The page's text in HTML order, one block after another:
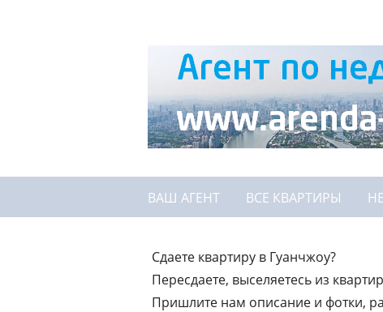
ВАШ АГЕНТ ВСЕ КВАРТИРЫ
Сдаете квартиру в Гуанчжоу?
Пересдаете, выселяетесь из
Пришлите нам описание и фотки,